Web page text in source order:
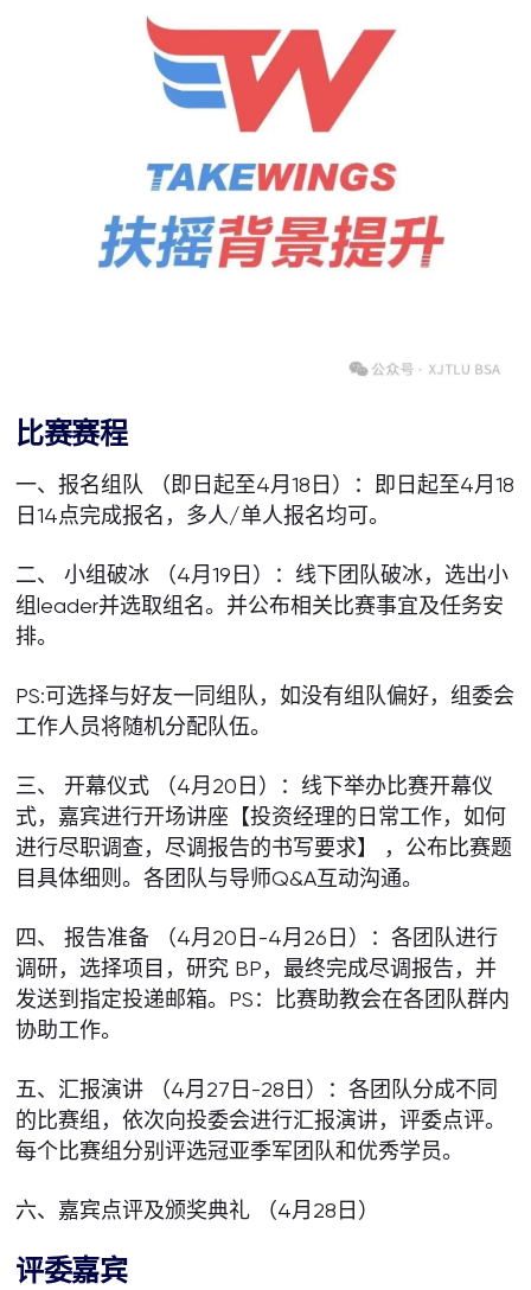
比赛赛程
一、报名组队 （即日起至4月18日）：即日起至4月18
日14点完成报名，多人/单人报名均可。
二、 小组破冰 （4月19日）：线下团队破冰，选出小
组leader并选取组名。并公布相关比赛事宜及任务安
排。
PS:可选择与好友一同组队，如没有组队偏好，组委会
工作人员将随机分配队伍。
三、 开幕仪式 （4月20日）：线下举办比赛开幕仪
式，嘉宾进行开场讲座【投资经理的日常工作，如何
进行尽职调查，尽调报告的书写要求】 ，公布比赛题
目具体细则。各团队与导师Q&A互动沟通。
四、 报告准备 （4月20日-4月26日）：各团队进行
调研，选择项目，研究 BP，最终完成尽调报告，并
发送到指定投递邮箱。PS：比赛助教会在各团队群内
协助工作。
五、汇报演讲 （4月27日-28日）：各团队分成不同
的比赛组，依次向投委会进行汇报演讲，评委点评。
每个比赛组分别评选冠亚季军团队和优秀学员。
六、嘉宾点评及颁奖典礼 （4月28日）
评委嘉宾